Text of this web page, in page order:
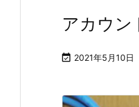
アカウン
 2021年5月10日